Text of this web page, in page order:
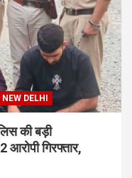
NEW DELHI
की बड़ी
गिरफ्तार,